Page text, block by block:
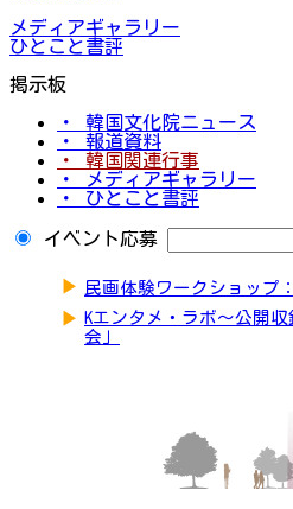
メディアギャラリー
ひとこと書評
掲示板
・ 韓国文化院ニュース
・ 報道資料
・ 韓国関連行事
・ メディアギャラリー
・ ひとこと書評
イベント応募
▶ 民画体験ワークショップ
▶ Kエンタメ・ラボ～公開
会」